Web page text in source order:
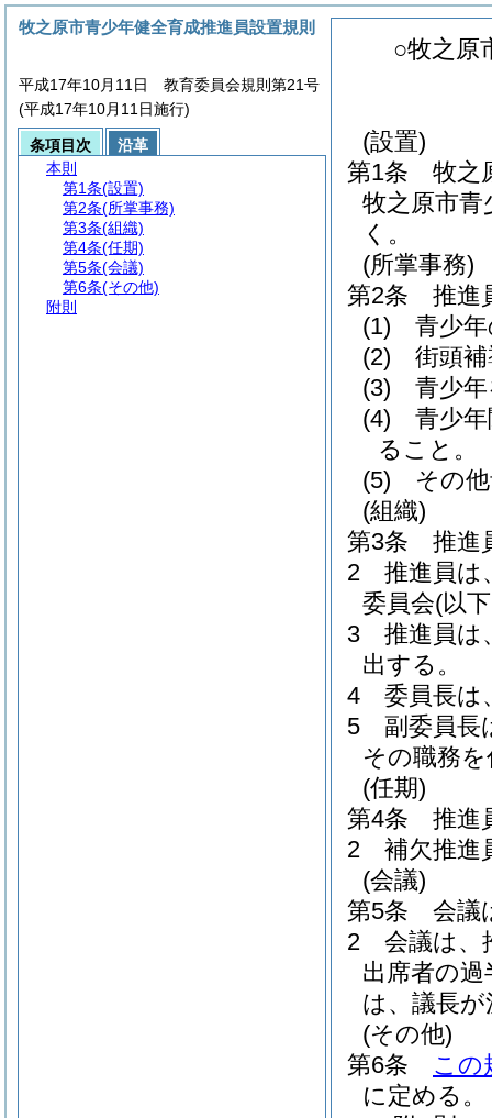
○牧之原
(設置)
第1条
牧之
牧之原市青
く。
(所掌事務)
第2条
推進
(1)
青少
(2)
街頭
(3)
青少
(4)
青少
ること。
(5)
その
(組織)
第3条
推進
2
推進員は
委員会(以
3
推進員は
出する。
4
委員長は
5
副委員長
その職務
(任期)
第4条
推進
2
補欠推進
(会議)
第5条
会議
2
会議は、
出席者の
は、議長
(その他)
第6条
この
に定める。
牧之原市青少年健全育成推進員設置規則
平成17年10月11日 教育委員会規則第21号
(平成17年10月11日施行)
条項目次
沿革
本則
第1条(設置)
第2条(所掌事務)
第3条(組織)
第4条(任期)
第5条(会議)
第6条(その他)
附則